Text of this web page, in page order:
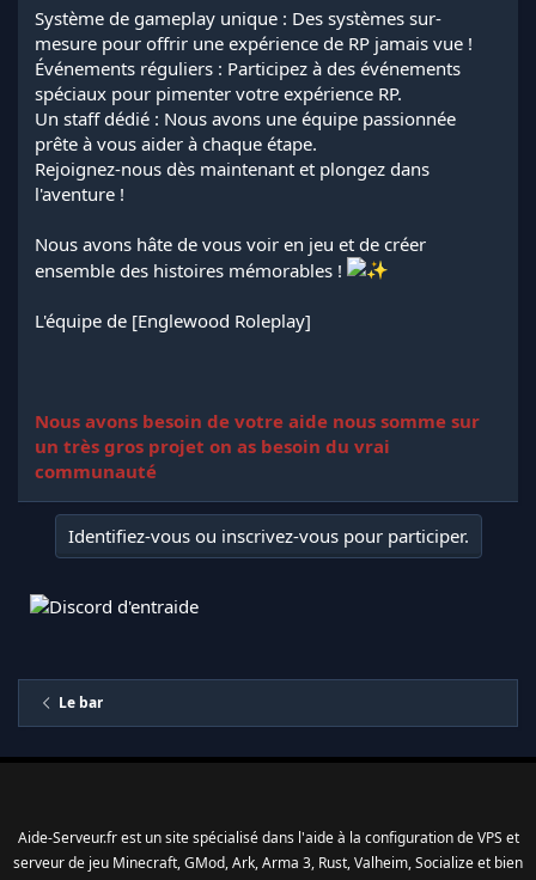
Système de gameplay unique : Des systèmes sur-
mesure pour offrir une expérience de RP jamais vue !
Événements réguliers : Participez à des événements
spéciaux pour pimenter votre expérience RP.
Un staff dédié : Nous avons une équipe passionnée
prête à vous aider à chaque étape.
Rejoignez-nous dès maintenant et plongez dans
l'aventure !
Nous avons hâte de vous voir en jeu et de créer
ensemble des histoires mémorables !
L'équipe de [Englewood Roleplay]
Nous avons besoin de votre aide nous somme sur
un très gros projet on as besoin du vrai
communauté
Identifiez-vous ou inscrivez-vous pour participer.
Le bar
Aide-Serveur.fr est un site spécialisé dans l'aide à la configuration de VPS et
serveur de jeu Minecraft, GMod, Ark, Arma 3, Rust, Valheim, Socialize et bien